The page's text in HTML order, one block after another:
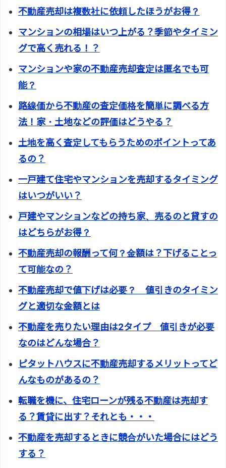
不動産売却は複数社に依頼したほうがお得？
マンションの相場はいつ上がる？季節やタイミン
グで高く売れる！？
マンションや家の不動産売却査定は匿名でも可
能？
路線価から不動産の査定価格を簡単に調べる方
法！家・土地などの評価はどうやる？
土地を高く査定してもらうためのポイントってあ
るの？
一戸建て住宅やマンションを売却するタイミング
はいつがいい？
戸建やマンションなどの持ち家、売るのと貸すの
はどちらがお得？
不動産売却の報酬って何？金額は？下げることっ
て可能なの？
不動産売却で値下げは必要？ 値引きのタイミン
グと適切な金額とは
不動産を売りたい理由は2タイプ 値引きが必要
なのはどんな場合？
ピタットハウスに不動産売却するメリットってど
んなものがあるの？
転職を機に、住宅ローンが残る不動産は売却す
る？賃貸に出す？それとも・・・
不動産を売却するときに競合がいた場合にはどう
する？